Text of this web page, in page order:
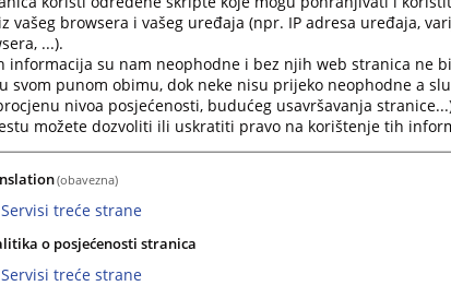
610-301
sve zaposlene u Općinskom sudu u Kalesiji
vašeg browsera i vašeg uređaja (npr. IP adresa uređaja,
...).
informacija su nam neophodne i bez njih web stranica ne
svom punom obimu, dok neke nisu prijeko neophodne a
nivoa posjećenosti, budućeg usavršavanja
možete dozvoliti ili uskratiti pravo na korištenje tih
(obavezna)
Servisi treće strane
o posjećenosti stranica
Servisi treće strane